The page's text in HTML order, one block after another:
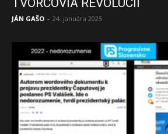
JÁN GAŠO - 24. januára 2025